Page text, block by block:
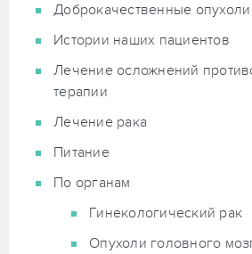
Доброкачественные опухоли
Истории наших пациентов
Лечение осложнений
терапии
Лечение рака
Питание
По органам
Гинекологический рак
Опухоли головного